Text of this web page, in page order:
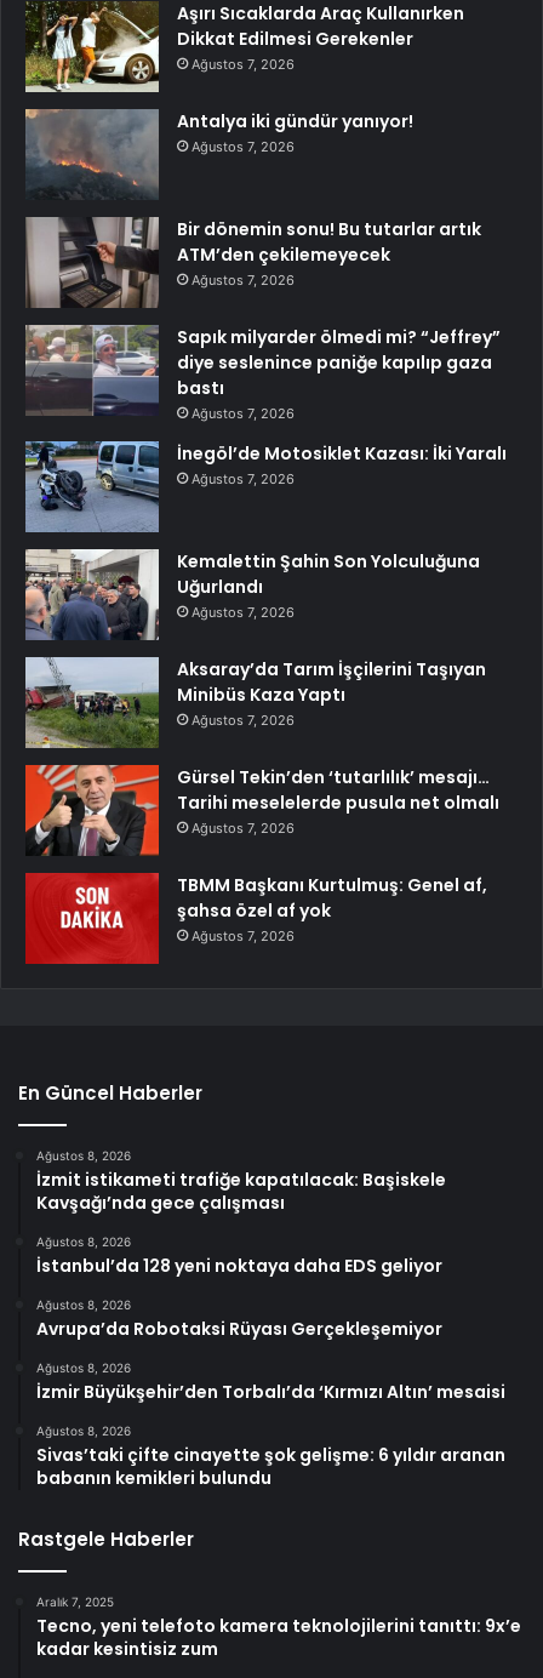
Aşırı Sıcaklarda Araç Kullanırken
Dikkat Edilmesi Gerekenler
Ağustos 7, 2026
Antalya iki gündür yanıyor!
Ağustos 7, 2026
Bir dönemin sonu! Bu tutarlar artık
ATM’den çekilemeyecek
Ağustos 7, 2026
Sapık milyarder ölmedi mi? “Jeffrey”
diye seslenince paniğe kapılıp gaza
bastı
Ağustos 7, 2026
İnegöl’de Motosiklet Kazası: İki Yaralı
Ağustos 7, 2026
Kemalettin Şahin Son Yolculuğuna
Uğurlandı
Ağustos 7, 2026
Aksaray’da Tarım İşçilerini Taşıyan
Minibüs Kaza Yaptı
Ağustos 7, 2026
Gürsel Tekin’den ‘tutarlılık’ mesajı…
Tarihi meselelerde pusula net olmalı
Ağustos 7, 2026
TBMM Başkanı Kurtulmuş: Genel af,
şahsa özel af yok
Ağustos 7, 2026
En Güncel Haberler
Ağustos 8, 2026
İzmit istikameti trafiğe kapatılacak: Başiskele
Kavşağı’nda gece çalışması
Ağustos 8, 2026
İstanbul’da 128 yeni noktaya daha EDS geliyor
Ağustos 8, 2026
Avrupa’da Robotaksi Rüyası Gerçekleşemiyor
Ağustos 8, 2026
İzmir Büyükşehir’den Torbalı’da ‘Kırmızı Altın’ mesaisi
Ağustos 8, 2026
Sivas’taki çifte cinayette şok gelişme: 6 yıldır aranan
babanın kemikleri bulundu
Rastgele Haberler
Aralık 7, 2025
Tecno, yeni telefoto kamera teknolojilerini tanıttı: 9x’e
kadar kesintisiz zum